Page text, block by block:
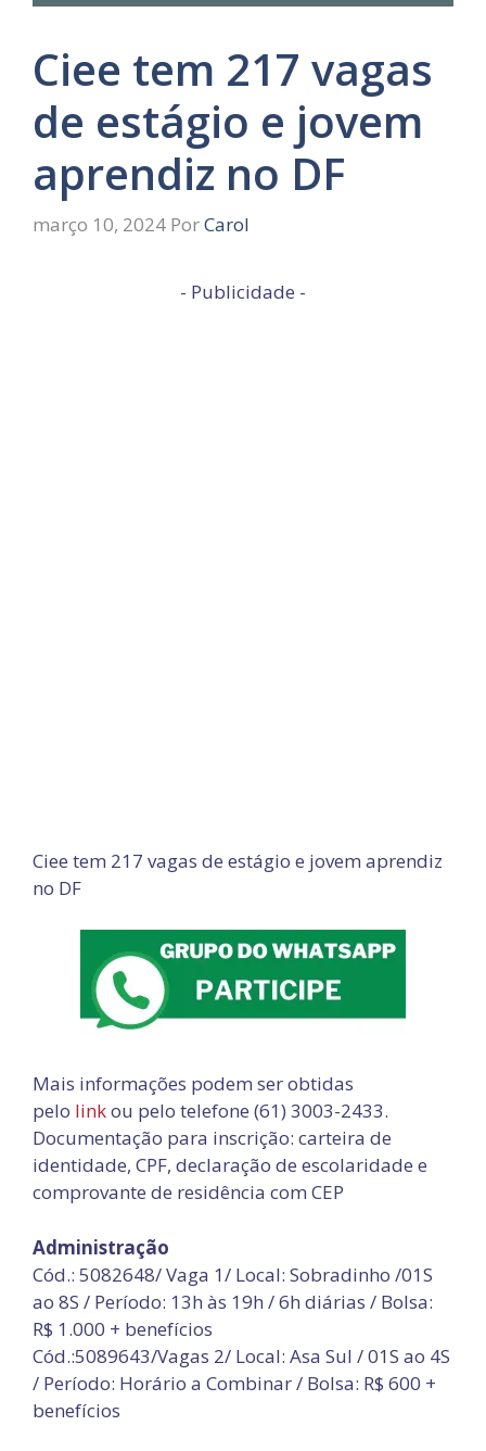
Ciee tem 217 vagas
de estágio e jovem
aprendiz no DF
março 10, 2024 PorCarol
- Publicidade -
Ciee tem 217 vagas de estágio e jovem aprendiz
no DF
Mais informações podem ser obtidas
pelo linkou pelo telefone (61) 3003-2433.
Documentação para inscrição: carteira de
identidade, CPF, declaração de escolaridade e
comprovante de residência com CEP
Administração
Cód.: 5082648/ Vaga 1/ Local: Sobradinho /01S
ao 8S / Período: 13h às 19h / 6h diárias / Bolsa:
R$ 1.000 + benefícios
Cód.:5089643/Vagas 2/ Local: Asa Sul / 01S ao 4S
/ Período: Horário a Combinar / Bolsa: R$ 600 +
benefícios